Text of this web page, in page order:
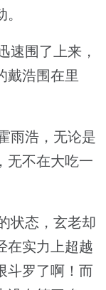
围了上来，
戴浩围在里
雨浩，无论是
无不在大吃一
状态，玄老却
在实力上超越
斗罗了啊！而